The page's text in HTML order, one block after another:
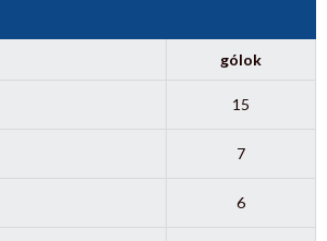
gólok
15
7
6